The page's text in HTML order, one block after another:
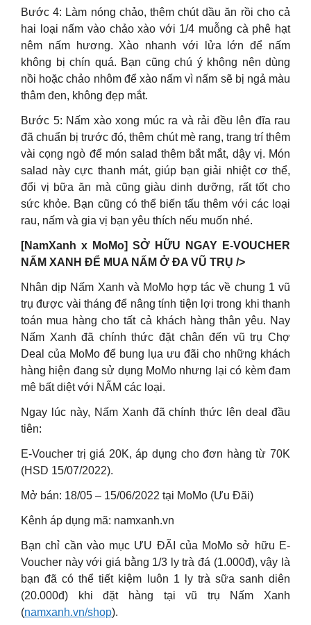
Bước 4: Làm nóng chảo, thêm chút dầu ăn rồi cho cả
hai loại nấm vào chảo xào với 1/4 muỗng cà phê hạt
nêm nấm hương. Xào nhanh với lửa lớn để nấm
không bị chín quá. Bạn cũng chú ý không nên dùng
nồi hoặc chảo nhôm để xào nấm vì nấm sẽ bị ngả màu
thâm đen, không đẹp mắt.
Bước 5: Nấm xào xong múc ra và rải đều lên đĩa rau
đã chuẩn bị trước đó, thêm chút mè rang, trang trí thêm
vài cọng ngò để món salad thêm bắt mắt, dậy vị. Món
salad này cực thanh mát, giúp bạn giải nhiệt cơ thể,
đổi vị bữa ăn mà cũng giàu dinh dưỡng, rất tốt cho
sức khỏe. Bạn cũng có thể biến tấu thêm với các loại
rau, nấm và gia vị bạn yêu thích nếu muốn nhé.
[NamXanh x MoMo] SỞ HỮU NGAY E-VOUCHER
NẤM XANH ĐỂ MUA NẤM Ở ĐA VŨ TRỤ />
Nhân dịp Nấm Xanh và MoMo hợp tác về chung 1 vũ
trụ được vài tháng để nâng tính tiện lợi trong khi thanh
toán mua hàng cho tất cả khách hàng thân yêu. Nay
Nấm Xanh đã chính thức đặt chân đến vũ trụ Chợ
Deal của MoMo để bung lụa ưu đãi cho những khách
hàng hiện đang sử dụng MoMo nhưng lại có kèm đam
mê bất diệt với NẤM các loại.
Ngay lúc này, Nấm Xanh đã chính thức lên deal đầu
tiên:
E-Voucher trị giá 20K, áp dụng cho đơn hàng từ 70K
(HSD 15/07/2022).
Mở bán: 18/05 – 15/06/2022 tại MoMo (Ưu Đãi)
Kênh áp dụng mã: namxanh.vn
Bạn chỉ cần vào mục ƯU ĐÃI của MoMo sở hữu E-
Voucher này với giá bằng 1/3 ly trà đá (1.000đ), vậy là
bạn đã có thể tiết kiệm luôn 1 ly trà sữa sanh diên
(20.000đ) khi đặt hàng tại vũ trụ Nấm Xanh
(namxanh.vn/shop).